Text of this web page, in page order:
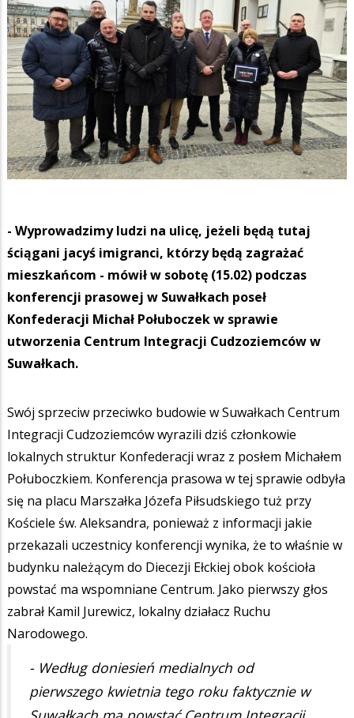
- Wyprowadzimy ludzi na ulicę, jeżeli będą tutaj
ściągani jacyś imigranci, którzy będą zagrażać
mieszkańcom - mówił w sobotę (15.02) podczas
konferencji prasowej w Suwałkach poseł
Konfederacji Michał Połuboczek w sprawie
utworzenia Centrum Integracji Cudzoziemców w
Suwałkach.
Swój sprzeciw przeciwko budowie w Suwałkach Centrum
Integracji Cudzoziemców wyrazili dziś członkowie
lokalnych struktur Konfederacji wraz z posłem Michałem
Połuboczkiem. Konferencja prasowa w tej sprawie odbyła
się na placu Marszałka Józefa Piłsudskiego tuż przy
Kościele św. Aleksandra, ponieważ z informacji jakie
przekazali uczestnicy konferencji wynika, że to właśnie w
budynku należącym do Diecezji Ełckiej obok kościoła
powstać ma wspomniane Centrum. Jako pierwszy głos
zabrał Kamil Jurewicz, lokalny działacz Ruchu
Narodowego.
- Według doniesień medialnych od
pierwszego kwietnia tego roku faktycznie w